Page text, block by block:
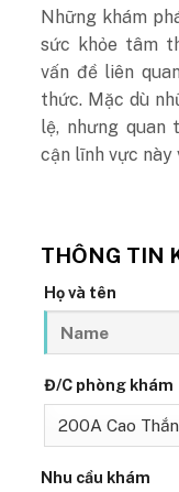
Những khám
sức khỏe tâm
vấn đề liên
thức. Mặc dù
lệ, nhưng
cận lĩnh vực
THÔNG TIN
Họ và tên
Đ/C phòng khám
Nhu cầu khám